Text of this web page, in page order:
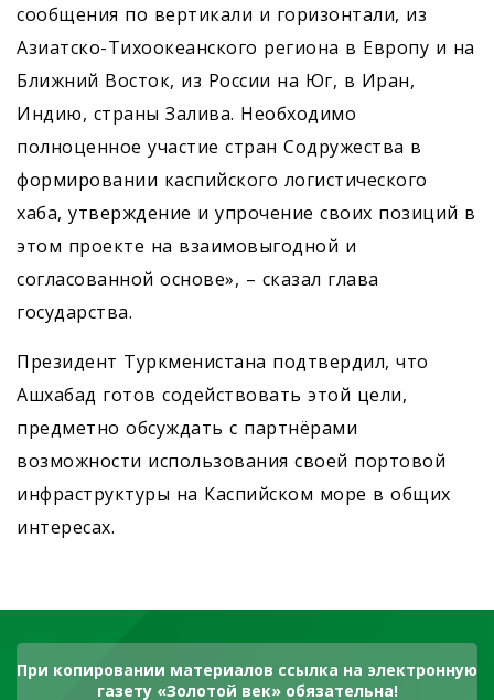
сообщения по вертикали и горизонтали, из
Азиатско-Тихоокеанского региона в Европу и на
Ближний Восток, из России на Юг, в Иран,
Индию, страны Залива. Необходимо
полноценное участие стран Содружества в
формировании каспийского логистического
хаба, утверждение и упрочение своих позиций в
этом проекте на взаимовыгодной и
согласованной основе», – сказал глава
государства.
Президент Туркменистана подтвердил, что
Ашхабад готов содействовать этой цели,
предметно обсуждать с партнёрами
возможности использования своей портовой
инфраструктуры на Каспийском море в общих
интересах.
При копировании материалов ссылка на электронную
газету «Золотой век» обязательна!